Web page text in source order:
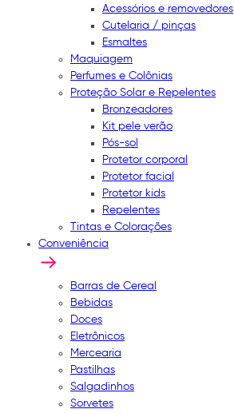
Acessórios e removedores
Cutelaria / pinças
Esmaltes
Maquiagem
Perfumes e Colônias
Proteção Solar e Repelentes
Bronzeadores
Kit pele verão
Pós-sol
Protetor corporal
Protetor facial
Protetor kids
Repelentes
Tintas e Colorações
Conveniência
Barras de Cereal
Bebidas
Doces
Eletrônicos
Mercearia
Pastilhas
Salgadinhos
Sorvetes